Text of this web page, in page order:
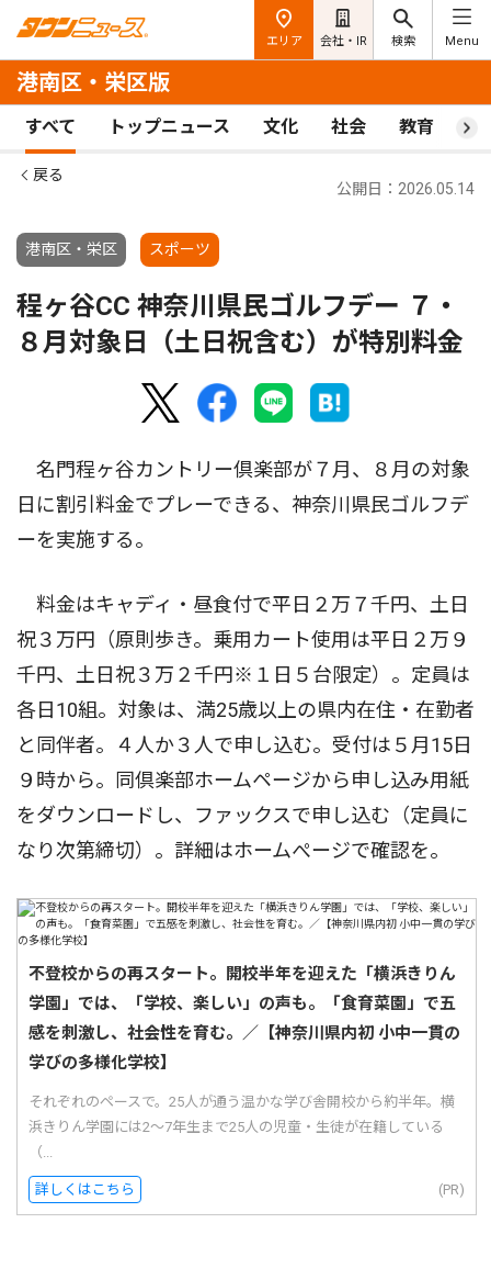
エリア 会社・IR 検索 Menu
港南区・栄区版
すべて トップニュース 文化 社会 教育 ス
戻る
港南区・栄区 スポーツ
公開日：2026.05.14
程ヶ谷CC 神奈川県民ゴルフデー ７・
８月対象日（土日祝含む）が特別料金
名門程ヶ谷カントリー倶楽部が７月、８月の対象
日に割引料金でプレーできる、神奈川県民ゴルフデ
ーを実施する。
料金はキャディ・昼食付で平日２万７千円、土日
祝３万円（原則歩き。乗用カート使用は平日２万９
千円、土日祝３万２千円※１日５台限定）。定員は
各日10組。対象は、満25歳以上の県内在住・在勤者
と同伴者。４人か３人で申し込む。受付は５月15日
９時から。同倶楽部ホームページから申し込み用紙
をダウンロードし、ファックスで申し込む（定員に
なり次第締切）。詳細はホームぺージで確認を。
不登校からの再スタート。開校半年を迎えた「横浜きりん
学園」では、「学校、楽しい」の声も。「食育菜園」で五
感を刺激し、社会性を育む。／【神奈川県内初 小中一貫の
学びの多様化学校】
それぞれのペースで。25人が通う温かな学び舎開校から約半年。横
浜きりん学園には2〜7年生まで25人の児童・生徒が在籍している
（...
詳しくはこちら (PR)